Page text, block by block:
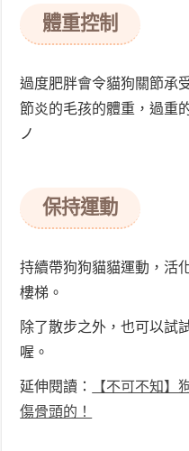
體重控制
過度肥胖會令貓狗關節承
節炎的毛孩的體重，過重
ノ
保持運動
持續帶狗狗貓貓運動，活
樓梯。
除了散步之外，也可以試
喔。
延伸閱讀：
【不可不知】
傷骨頭的！